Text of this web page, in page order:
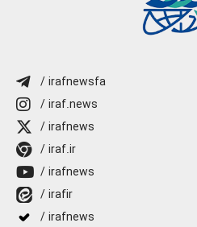
/ irafnewsfa
/ iraf.news
/ irafnews
/ iraf.ir
/ irafnews
/ irafir
/ irafnews